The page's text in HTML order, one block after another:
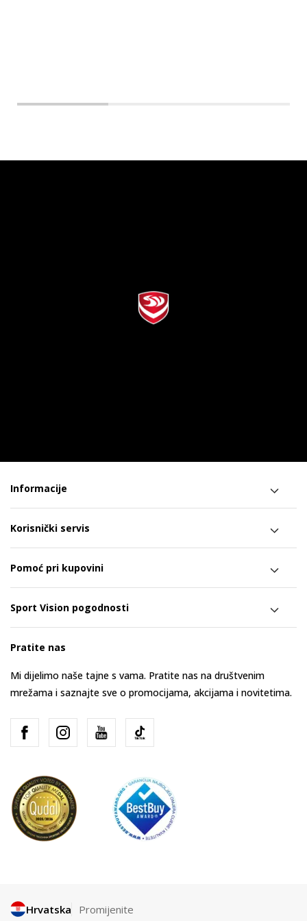
Informacije
Korisnički servis
Pomoć pri kupovini
Sport Vision pogodnosti
Pratite nas
Mi dijelimo naše tajne s vama. Pratite nas na društvenim
mrežama i saznajte sve o promocijama, akcijama i novitetima.
Hrvatska Promijenite